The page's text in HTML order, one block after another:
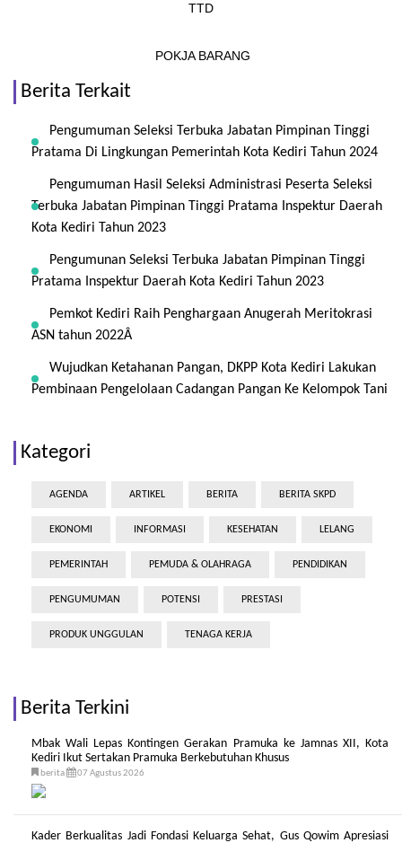
TTD
POKJA BARANG
Berita Terkait
Pengumuman Seleksi Terbuka Jabatan Pimpinan Tinggi
Pratama Di Lingkungan Pemerintah Kota Kediri Tahun 2024
Pengumuman Hasil Seleksi Administrasi Peserta Seleksi
Terbuka Jabatan Pimpinan Tinggi Pratama Inspektur Daerah
Kota Kediri Tahun 2023
Pengumunan Seleksi Terbuka Jabatan Pimpinan Tinggi
Pratama Inspektur Daerah Kota Kediri Tahun 2023
Pemkot Kediri Raih Penghargaan Anugerah Meritokrasi
ASN tahun 2022Â
Wujudkan Ketahanan Pangan, DKPP Kota Kediri Lakukan
Pembinaan Pengelolaan Cadangan Pangan Ke Kelompok Tani
Kategori
AGENDA ARTIKEL BERITA BERITA SKPD
EKONOMI INFORMASI KESEHATAN LELANG
PEMERINTAH PEMUDA & OLAHRAGA PENDIDIKAN
PENGUMUMAN POTENSI PRESTASI
PRODUK UNGGULAN TENAGA KERJA
Berita Terkini
Mbak Wali Lepas Kontingen Gerakan Pramuka ke Jamnas XII, Kota
Kediri Ikut Sertakan Pramuka Berkebutuhan Khusus
berita 07 Agustus 2026
Kader Berkualitas Jadi Fondasi Keluarga Sehat, Gus Qowim Apresiasi